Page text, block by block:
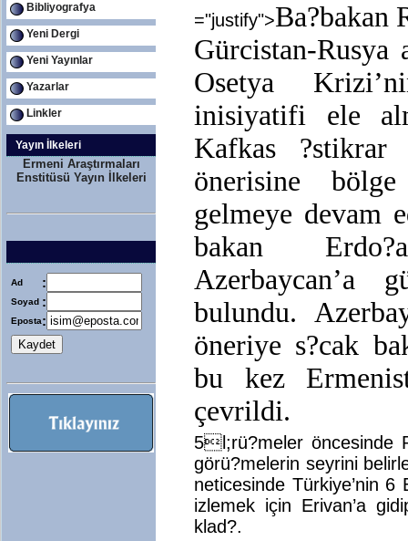
Bibliyografya
Yeni Dergi
Yeni Yayınlar
Yazarlar
Linkler
Yayın İlkeleri
Ermeni Araştırmaları
Enstitüsü Yayın İlkeleri
Ad :
Soyad :
Eposta:
="justify">Ba?bakan
Gürcistan-Rusya
Osetya
inisiyatifi ele
Kafkas
önerisine
gelmeye devam
bakan
Azerbaycan’a
bulundu.
öneriye s?cak
bu kez
çevrildi.
5l;rü?meler öncesinde
görü?melerin seyrini
neticesinde Türkiye’nin 6
izlemek için Erivan’a
klad?.